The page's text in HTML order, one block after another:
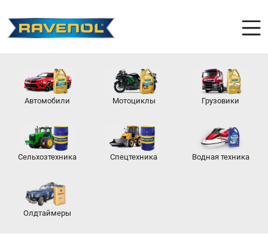
Автомобили Мотоциклы Грузовики
Сельхозтехника Спецтехника Водная техника
Олдтаймеры